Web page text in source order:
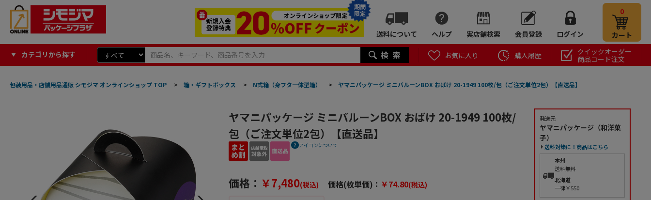
期間
限定
送料について ヘルプ 実店舗検索 会員登録 ログイン
0
カート
カテゴリから探す お気に入り 購入履歴
クイックオーダー
商品コード注文
包装用品・店舗用品通販 シモジマ オンラインショップ TOP > 箱・ギフトボックス > N式箱（身フタ一体型箱） > ヤマニパッケージ ミニバルーンBOX おばけ 20-1949 100枚/包（ご注文単位2包）【直送品】
ヤマニパッケージ ミニバルーンBOX おばけ 20-1949 100枚/
包（ご注文単位2包）【直送品】
アイコンについて
価格： ￥7,480(税込) 価格(枚単価)： ￥74.80(税込)
発送元
ヤマニパッケージ（和洋菓
子）
送料対策に！商品はこちら
本州
送料無料
北海道
一律￥550